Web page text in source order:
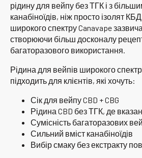
рідину для вейпу без ТГК і з
канабіноїдів, ніж просто ізолят
широкого спектру Canavape
створюючи більш досконалу
багаторазового використання.
Рідина для вейпів широкого
підходить для клієнтів, які хочуть:
Сік для вейпу CBD + CBG
Рідина CBD без ТГК, де
Сумісність багаторазових
Сильний вміст канабіноїдів
Вибір смаку без екстракту